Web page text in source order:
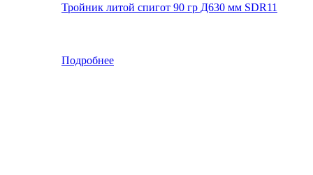
Тройник литой спигот 90 гр Д630 мм SDR11
Подробнее